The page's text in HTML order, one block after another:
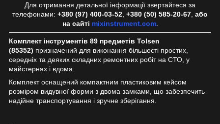
Для отримання детальної інформації звертайтеся за
телефонами: +380 (97) 400-03-52 +380 (50) 585-20-67 або
на сайті mixinstrument.com.
Комплект інструментів 89 предметів Tolsen
(85352) призначений для виконання більшості простих,
середніх та деяких складних ремонтних робіт на СТО, у
майстернях і вдома.
Комплект оснащений компактним пластиковим кейсом
розміром видувної форми з двома замками, що забезпечить
надійне транспортування і зручне зберігання.